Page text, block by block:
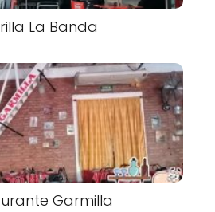
La Banda
Garmilla